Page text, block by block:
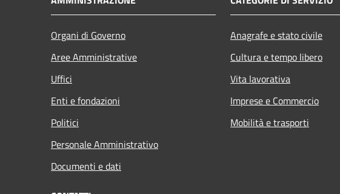
Organi di Governo
Aree Amministrative
Uffici
Enti e fondazioni
Politici
Personale Amministrativo
Documenti e dati
Anagrafe e stato civile
Cultura e tempo libero
Vita lavorativa
Imprese e Commercio
Mobilità e trasporti